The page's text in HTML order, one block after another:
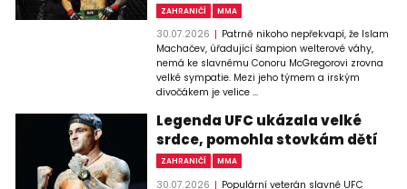
ZAHRANIČÍ MMA
30.07.2026
Patrně nikoho nepřekvapí, že Islam
Machačev, úřadující šampion welterové váhy,
nemá ke slavnému Conoru McGregorovi zrovna
velké sympatie. Mezi jeho týmem a irským
divočákem je velice ...
Legenda UFC ukázala velké
srdce, pomohla stovkám dětí
ZAHRANIČÍ MMA
30.07.2026 Populární veterán slavné UFC